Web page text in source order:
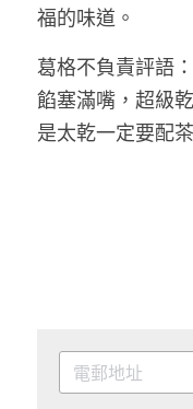
福的味道。
葛格不負責評語
餡塞滿嘴，超級
是太乾一定要配